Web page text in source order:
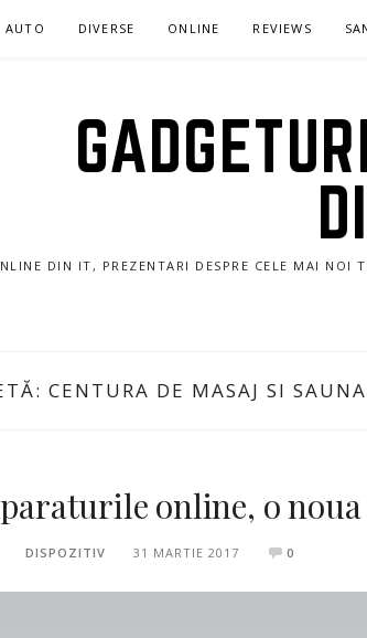
AUTO DIVERSE ONLINE REVIEWS
DIN IT, PREZENTARI DESPRE CELE MAI NOI
CENTURA DE MASAJ SI SAUNA
online, o
DISPOZITIV 31 MARTIE 2017 0